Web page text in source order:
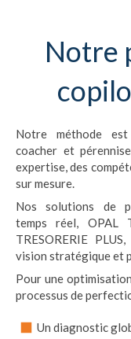
Notre
Notre méthode
coacher et
expertise, des
sur mesure.
Nos solutions de
temps réel, OPAL
TRESORERIE
vision stratégique et
Pour une
processus de
Un diagnostic